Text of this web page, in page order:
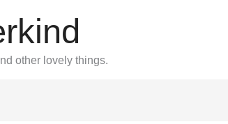
other lovely things.